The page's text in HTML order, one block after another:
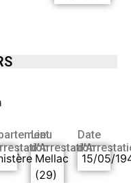
Lieu
d’Arrestation
Mellac
(29)
Date
15/05/